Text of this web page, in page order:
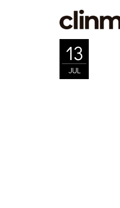
13
JUL